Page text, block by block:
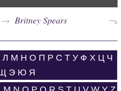
Britney Spears
Л М Н О П Р С Т У Ф Х Ц Ч
Э Ю Я